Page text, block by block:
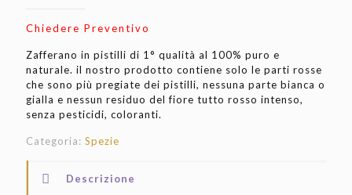
Chiedere Preventivo
Zafferano in pistilli di 1° qualità al 100% puro e
naturale. il nostro prodotto contiene solo le parti rosse
che sono più pregiate dei pistilli, nessuna parte bianca o
gialla e nessun residuo del fiore tutto rosso intenso,
senza pesticidi, coloranti.
Categoria: Spezie
Descrizione